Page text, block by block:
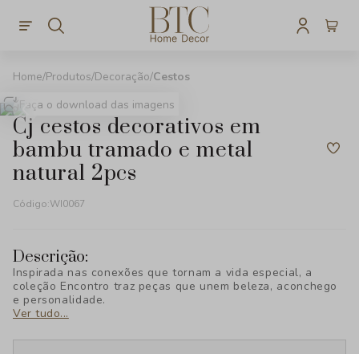
Produtos Decoração Cestos
Faça o download das imagens
cj cestos decorativos em
bambu tramado e metal
natural 2pcs
Código:WI0067
Descrição:
Inspirada nas conexões que tornam a vida especial, a
coleção Encontro traz peças que unem beleza, aconchego
e personalidade.
Ver tudo...